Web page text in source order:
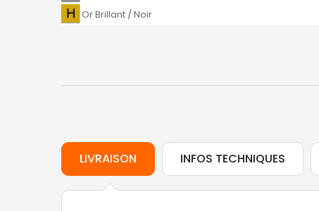
Or Brillant / Noir
LIVRAISON INFOS TECHNIQUES